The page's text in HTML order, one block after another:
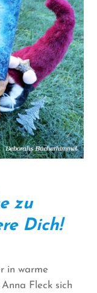
zu
Dich!
in warme
Fleck sich